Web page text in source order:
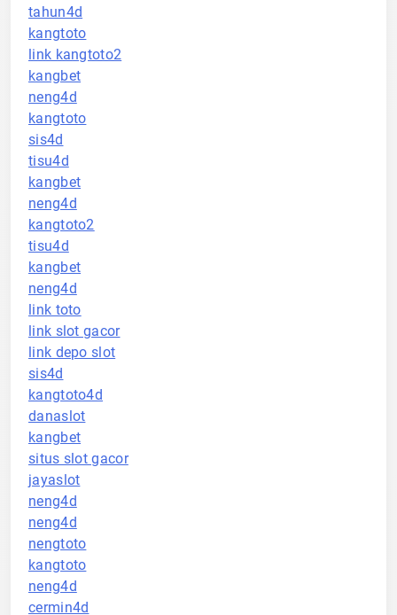
tahun4d
kangtoto
link kangtoto2
kangbet
neng4d
kangtoto
sis4d
tisu4d
kangbet
neng4d
kangtoto2
tisu4d
kangbet
neng4d
link toto
link slot gacor
link depo slot
sis4d
kangtoto4d
danaslot
kangbet
situs slot gacor
jayaslot
neng4d
neng4d
nengtoto
kangtoto
neng4d
cermin4d